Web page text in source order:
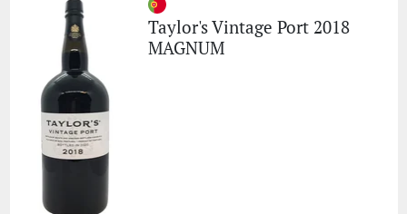
Taylor's Vintage Port 2018
MAGNUM